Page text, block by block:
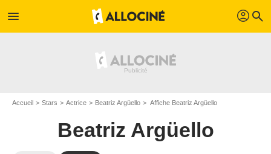
menu profil search
Accueil Stars Actrice Beatriz Argüello Affiche Beatriz Argüello
Beatriz Argüello